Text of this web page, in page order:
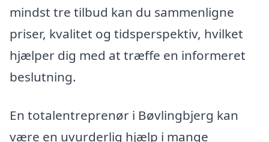
mindst tre tilbud kan du sammenligne
priser, kvalitet og tidsperspektiv, hvilket
hjælper dig med at træffe en informeret
beslutning.
En totalentreprenør i Bøvlingbjerg kan
være en uvurderlig hjælp i mange